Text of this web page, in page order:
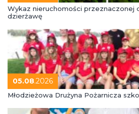
Wykaz nieruchomości przeznaczonej
dzierżawę
05.08.2026
Młodzieżowa Drużyna Pożarnicza